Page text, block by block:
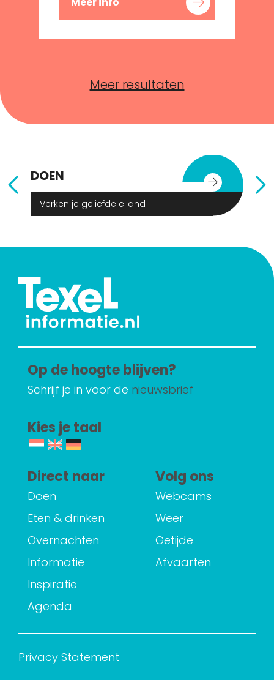
Meer resultaten
DOEN
Verken je geliefde eiland
Op de hoogte blijven?
Schrijf je in voor de nieuwsbrief
Kies je taal
Direct naar
Doen
Eten & drinken
Overnachten
Informatie
Inspiratie
Agenda
Volg ons
Webcams
Weer
Getijde
Afvaarten
Privacy Statement